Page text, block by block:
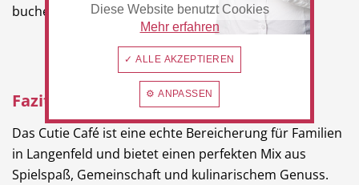
buchen.
Fazit
Das Cutie Café ist eine echte Bereicherung für Familien
in Langenfeld und bietet einen perfekten Mix aus
Spielspaß, Gemeinschaft und kulinarischem Genuss.
Diese Website benutzt Cookies
Mehr erfahren
✓ ALLE AKZEPTIEREN
⚙ ANPASSEN